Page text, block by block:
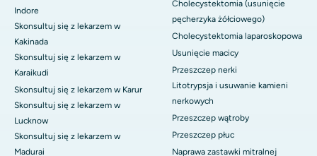
Indore
Skonsultuj się z lekarzem w
Kakinada
Skonsultuj się z lekarzem w
Karaikudi
Skonsultuj się z lekarzem w Karur
Skonsultuj się z lekarzem w
Lucknow
Skonsultuj się z lekarzem w
Madurai
Cholecystektomia (usunięcie
pęcherzyka żółciowego)
Cholecystektomia laparoskopowa
Usunięcie macicy
Przeszczep nerki
Litotrypsja i usuwanie kamieni
nerkowych
Przeszczep wątroby
Przeszczep płuc
Naprawa zastawki mitralnej